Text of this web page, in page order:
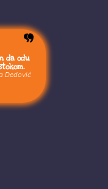
da odu
Dedović